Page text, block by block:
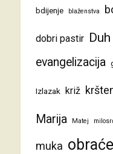
bdijenje blaženstva
dobri pastir
evangelizacija
Izlazak križ
Marija Matej
muka